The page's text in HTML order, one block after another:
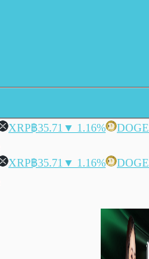
XRP฿35.71 ▼ 1.16% DOGE
XRP฿35.71 ▼ 1.16% DOGE